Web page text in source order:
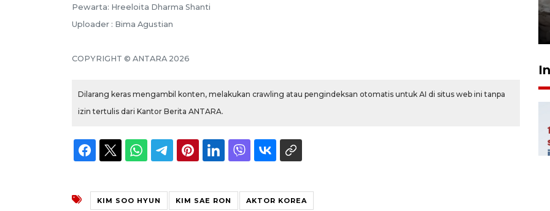
Pewarta: Hreeloita Dharma Shanti
Uploader : Bima Agustian
COPYRIGHT © ANTARA 2026
Dilarang keras mengambil konten, melakukan crawling atau pengindeksan otomatis untuk AI di situs web ini tanpa
izin tertulis dari Kantor Berita ANTARA.
KIM SOO HYUN KIM SAE RON AKTOR KOREA